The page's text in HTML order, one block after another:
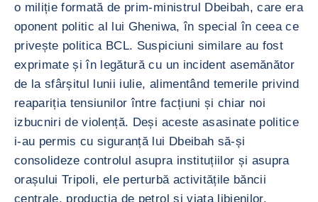
o miliție formată de prim-ministrul Dbeibah, care era
oponent politic al lui Gheniwa, în special în ceea ce
privește politica BCL. Suspiciuni similare au fost
exprimate și în legătură cu un incident asemănător
de la sfârșitul lunii iulie, alimentând temerile privind
reapariția tensiunilor între facțiuni și chiar noi
izbucniri de violență. Deși aceste asasinate politice
i-au permis cu siguranță lui Dbeibah să-și
consolideze controlul asupra instituțiilor și asupra
orașului Tripoli, ele perturbă activitățile băncii
centrale, producția de petrol și viața libienilor.